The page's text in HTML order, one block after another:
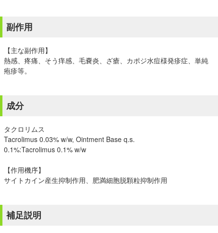
副作用
【主な副作用】
熱感、疼痛、そう痒感、毛嚢炎、ざ瘡、カポジ水痘様発疹症、単純
疱疹等。
成分
タクロリムス
Tacrolimus 0.03% w/w, Ointment Base q.s.
0.1%:Tacrolimus 0.1% w/w
【作用機序】
サイトカイン産生抑制作用、肥満細胞脱顆粒抑制作用
補足説明